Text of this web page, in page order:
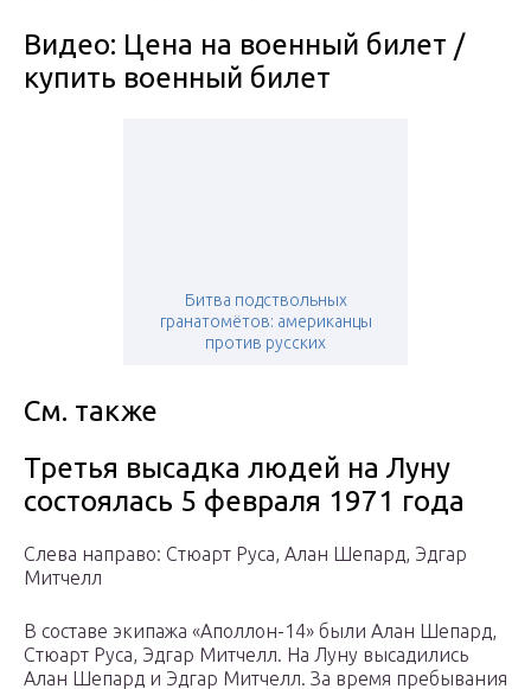
Видео: Цена на военный билет /
купить военный билет
Битва подствольных
гранатомётов: американцы
против русских
См. также
Третья высадка людей на Луну
состоялась 5 февраля 1971 года
Cлева направо: Стюарт Руса, Алан Шепард, Эдгар
Митчелл
В составе экипажа «Аполлон-14» были Алан Шепард,
Стюарт Руса, Эдгар Митчелл. На Луну высадились
Алан Шепард и Эдгар Митчелл. За время пребывания